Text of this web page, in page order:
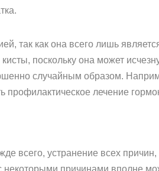
так как она всего лишь
поскольку она может
случайным образом.
лечение
всего, устранение всех
причинами вполне